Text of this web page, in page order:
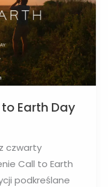
Earth Day
czwarty
Call to Earth
podkreślane